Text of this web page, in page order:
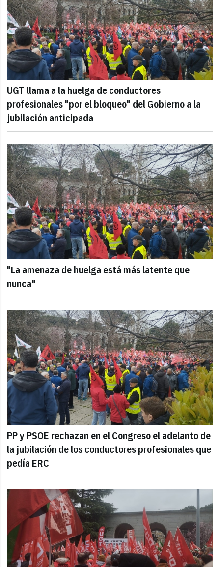
UGT llama a la huelga de conductores
profesionales "por el bloqueo" del Gobierno a la
jubilación anticipada
"La amenaza de huelga está más latente que
nunca"
PP y PSOE rechazan en el Congreso el adelanto de
la jubilación de los conductores profesionales que
pedía ERC